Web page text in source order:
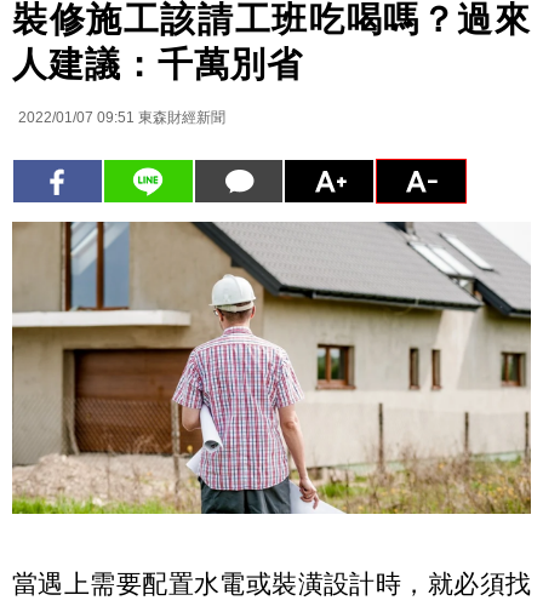
裝修施工該請工班吃喝嗎？過來
人建議：千萬別省
2022/01/07 09:51 東森財經新聞
當遇上需要配置水電或裝潢設計時，就必須找